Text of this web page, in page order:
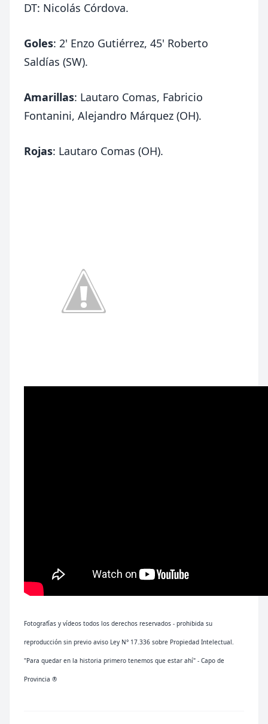
DT: Nicolás Córdova.
Goles: 2' Enzo Gutiérrez, 45' Roberto
Saldías (SW).
Amarillas: Lautaro Comas, Fabricio
Fontanini, Alejandro Márquez (OH).
Rojas: Lautaro Comas (OH).
Fotografías y vídeos todos los derechos reservados - prohibida su
reproducción sin previo aviso Ley N° 17.336 sobre Propiedad Intelectual.
"Para quedar en la historia primero tenemos que estar ahí" - Capo de
Provincia ®